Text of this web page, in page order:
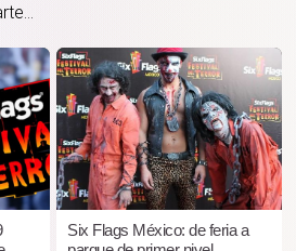
Six Flags México: de feria a